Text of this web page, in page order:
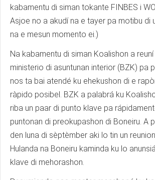
kabamentu di siman tokante FINBES i
Asjoe no a akudí na e tayer pa motibu di
na e mesun momento ei.)
Na kabamentu di siman Koalishon a
ministerio di asuntunan interior (BZK) pa
nos ta bai atendé ku ehekushon di e
ràpido posibel. BZK a palabrá ku
riba un paar di punto klave pa
puntonan di preokupashon di Boneiru. A
den luna di sèptèmber aki lo tin un
Hulanda na Boneiru kaminda ku lo
klave di mehorashon.